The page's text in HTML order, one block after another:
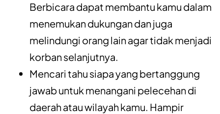
Berbicara dapat membantu kamu dalam
menemukan dukungan dan juga
melindungi orang lain agar tidak menjadi
korban selanjutnya.
Mencari tahu siapa yang bertanggung
jawab untuk menangani pelecehan di
daerah atau wilayah kamu. Hampir